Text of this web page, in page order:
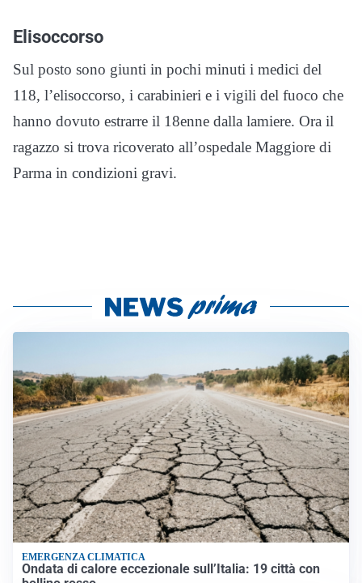
Elisoccorso
Sul posto sono giunti in pochi minuti i medici del
118, l’elisoccorso, i carabinieri e i vigili del fuoco che
hanno dovuto estrarre il 18enne dalla lamiere. Ora il
ragazzo si trova ricoverato all’ospedale Maggiore di
Parma in condizioni gravi.
EMERGENZA CLIMATICA
Ondata di calore eccezionale sull’Italia: 19 città con